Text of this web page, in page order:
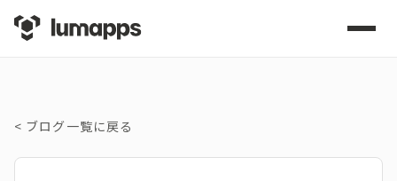
< ブログ一覧に戻る